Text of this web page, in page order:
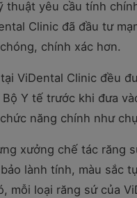
yêu cầu tính
Clinic đã đầu tư
chính xác hơn.
ViDental Clinic đều
Y tế trước khi đưa
năng chính như
xưởng chế tác răng
lành tính, màu sắc
mỗi loại răng sứ của